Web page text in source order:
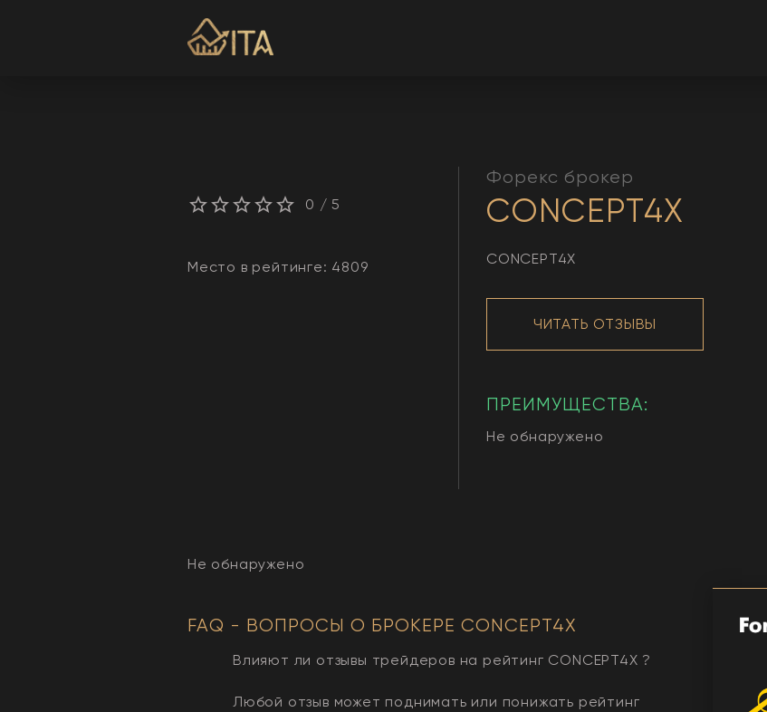
0 / 5
Место в рейтинге: 4809
Форекс брокер
CONCEPT4X
CONCEPT4X
ЧИТАТЬ ОТЗЫВЫ
ПРЕИМУЩЕСТВА:
Не обнаружено
Не обнаружено
FAQ - ВОПРОСЫ О БРОКЕРЕ CONCEPT4X
Влияют ли отзывы трейдеров на рейтинг CONCEPT4X ?
Любой отзыв может поднимать или понижать рейтинг